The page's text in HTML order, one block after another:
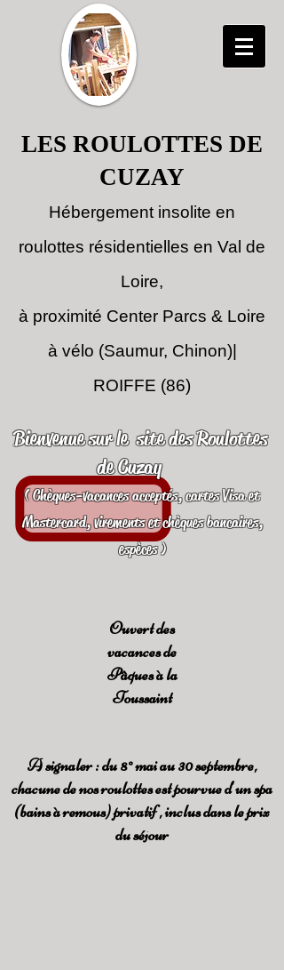
LES ROULOTTES DE
CUZAY
Hébergement insolite en
roulottes résidentielles en Val de
Loire,
à proximité Center Parcs & Loire
à vélo (Saumur, Chinon)|
ROIFFE (86)
Bienvenue sur le site des Roulottes
de Cuzay
( Chèques-vacances acceptés, cartes Visa et
Mastercard, virements et chèques bancaires,
espèces )
Ouvert des
vacances de
Pâques à la
Toussaint
A signaler : du 8° mai au 30 septembre,
chacune de nos roulottes est pourvue d'un spa
(bains à remous) privatif , inclus dans le prix
du séjour